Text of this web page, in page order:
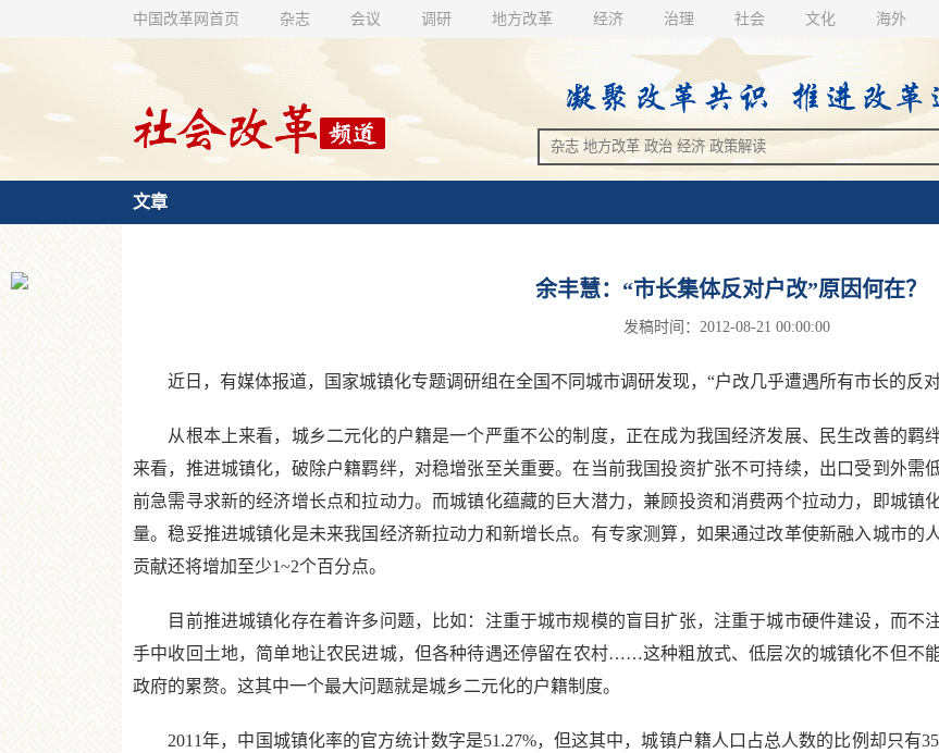
中国改革网首页 杂志 会议 调研 地方改革 经济 治理 社会 文化 海外
文章
余丰慧：“市长集体反对户改”原因何在？
发稿时间：2012-08-21 00:00:00
近日，有媒体报道，国家城镇化专题调研组在全国不同城市调研发现，“户改几乎遭遇所有市长的反对
从根本上来看，城乡二元化的户籍是一个严重不公的制度，正在成为我国经济发展、民生改善的羁
来看，推进城镇化，破除户籍羁绊，对稳增张至关重要。在当前我国投资扩张不可持续，出口受到外需
前急需寻求新的经济增长点和拉动力。而城镇化蕴藏的巨大潜力，兼顾投资和消费两个拉动力，即城镇
量。稳妥推进城镇化是未来我国经济新拉动力和新增长点。有专家测算，如果通过改革使新融入城市的
贡献还将增加至少1~2个百分点。
目前推进城镇化存在着许多问题，比如：注重于城市规模的盲目扩张，注重于城市硬件建设，而不
手中收回土地，简单地让农民进城，但各种待遇还停留在农村……这种粗放式、低层次的城镇化不但不
政府的累赘。这其中一个最大问题就是城乡二元化的户籍制度。
2011年，中国城镇化率的官方统计数字是51.27%，但这其中，城镇户籍人口占总人数的比例却只有